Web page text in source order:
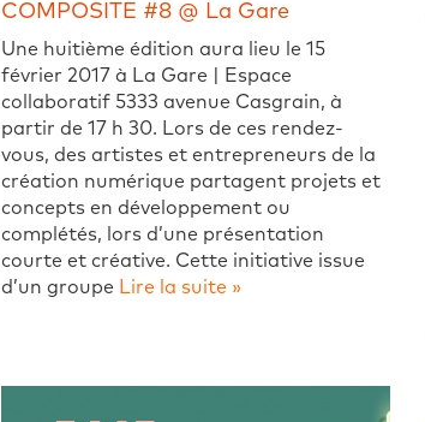
COMPOSITE #8 @ La Gare
Une huitième édition aura lieu le 15
février 2017 à La Gare | Espace
collaboratif 5333 avenue Casgrain, à
partir de 17 h 30. Lors de ces rendez-
vous, des artistes et entrepreneurs de la
création numérique partagent projets et
concepts en développement ou
complétés, lors d’une présentation
courte et créative. Cette initiative issue
d’un groupe Lire la suite »